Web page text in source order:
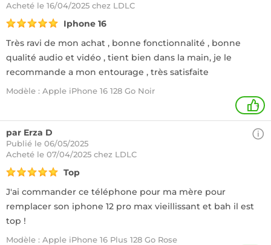
Acheté le 16/04/2025 chez LDLC
Iphone 16
Très ravi de mon achat , bonne fonctionnalité , bonne
qualité audio et vidéo , tient bien dans la main, je le
recommande a mon entourage , très satisfaite
Modèle : Apple iPhone 16 128 Go Noir
+
par Erza D
Publié le 06/05/2025
Acheté le 07/04/2025 chez LDLC
Top
J'ai commander ce téléphone pour ma mère pour
remplacer son iphone 12 pro max vieillissant et bah il est
top !
Modèle : Apple iPhone 16 Plus 128 Go Rose